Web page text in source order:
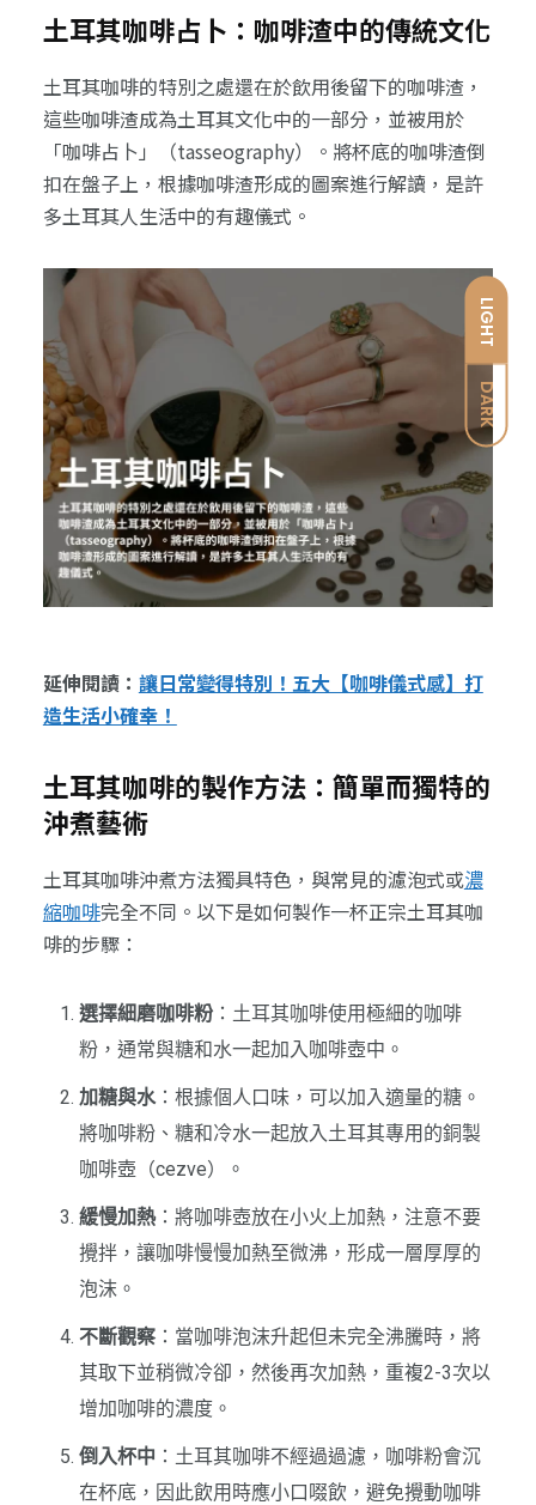
LIGHT
DARK
土耳其咖啡占卜：咖啡渣中的傳統文化
土耳其咖啡的特別之處還在於飲用後留下的咖啡渣，
這些咖啡渣成為土耳其文化中的一部分，並被用於
「咖啡占卜」（tasseography）。將杯底的咖啡渣倒
扣在盤子上，根據咖啡渣形成的圖案進行解讀，是許
多土耳其人生活中的有趣儀式。
延伸閱讀： 讓日常變得特別！五大【咖啡儀式感】打
造生活小確幸！
土耳其咖啡的製作方法：簡單而獨特的
沖煮藝術
土耳其咖啡沖煮方法獨具特色，與常見的濾泡式或濃
縮咖啡完全不同。以下是如何製作一杯正宗土耳其咖
啡的步驟：
選擇細磨咖啡粉：土耳其咖啡使用極細的咖啡
粉，通常與糖和水一起加入咖啡壺中。
加糖與水：根據個人口味，可以加入適量的糖。
將咖啡粉、糖和冷水一起放入土耳其專用的銅製
咖啡壺（cezve）。
緩慢加熱：將咖啡壺放在小火上加熱，注意不要
攪拌，讓咖啡慢慢加熱至微沸，形成一層厚厚的
泡沫。
不斷觀察：當咖啡泡沫升起但未完全沸騰時，將
其取下並稍微冷卻，然後再次加熱，重複2-3次以
增加咖啡的濃度。
倒入杯中 ：土耳其咖啡不經過過濾，咖啡粉會沉
在杯底，因此飲用時應小口啜飲，避免攪動咖啡